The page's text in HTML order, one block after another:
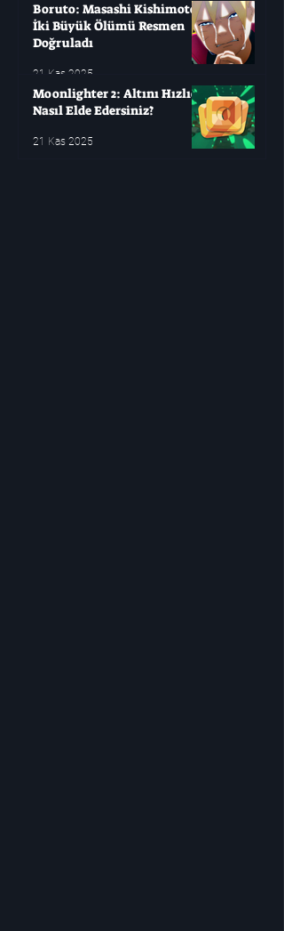
Boruto: Masashi Kishimoto
İki Büyük Ölümü Resmen
Doğruladı
21 Kas 2025
Moonlighter 2: Altını Hızlıca
Nasıl Elde Edersiniz?
21 Kas 2025